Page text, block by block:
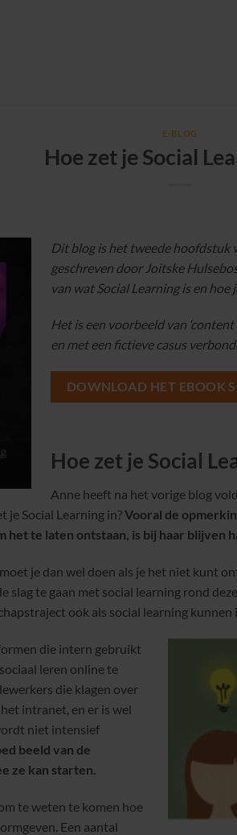
E-BLOG
Hoe zet je Social
Dit blog is het tweede hoofdstuk
geschreven door Joitske
van wat Social Learning is en
Het is een voorbeeld van
en met een fictieve casus
DOWNLOAD HET EBOOK
Hoe zet je Social
Anne heeft na het vorige blog
je Social Learning in?Vooral de
te laten ontstaan, is bij haar blijven
je dan wel doen als je het niet kunt
slag te gaan met social learning rond
ook als social learning kunnen
die intern gebruikt
leren online te
die klagen over
intranet, en er is wel
niet intensief
beeld van de
ze kan starten.
te weten te komen hoe
Een aantal